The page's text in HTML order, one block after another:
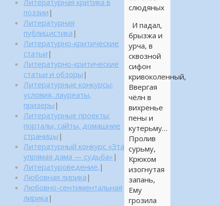
слюдяных
И падал,
брызжа и
урча, в
сквозной
сифон
кривоколенный,
Ввергая
чёлн в
вихренье
пены и
кутерьму…
Пролив
сурьму,
Крюком
изогнутая
запань,
Ему
грозила
Литературная критика в
поэзии |
Литературная
публицистика |
Литературно-критические
статьи |
Литературно-критические
статьи и обзоры |
Литературные конкурсы:
условия, лауреаты,
призеры |
Литературные проекты:
порталы, сайты, домашние
страницы |
Литературный конкурс «Эта
упрямая дама — судьба» |
Литературоведение. |
Любовная лирика |
Любовно-сентиментальная
лирика |